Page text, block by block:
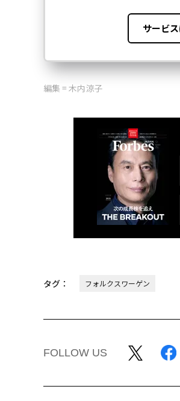
編集 = 木内涼子
タグ： フォルクスワーゲン
FOLLOW US